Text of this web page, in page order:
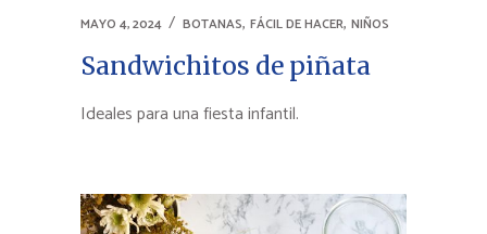
MAYO 4, 2024 BOTANAS, FÁCIL DE HACER, NIÑOS
Sandwichitos de piñata
Ideales para una fiesta infantil.